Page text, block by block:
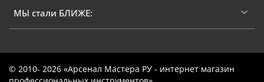
МЫ стали БЛИЖЕ:
© 2010- 2026 «Арсенал Мастера РУ - интернет магазин